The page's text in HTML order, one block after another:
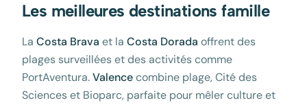
Les meilleures destinations famille
La Costa Brava et la Costa Dorada offrent des
plages surveillées et des activités comme
PortAventura.Valencecombine plage, Cité des
Sciences et Bioparc, parfaite pour mêler culture et